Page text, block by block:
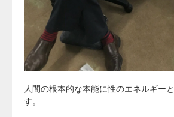
人間の根本的な本能に性のエネルギー
す。